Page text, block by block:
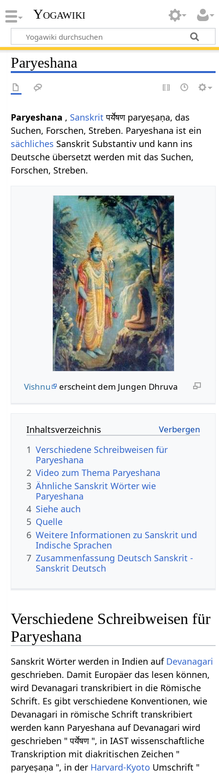
Yogawiki
Paryeshana
Paryeshana , Sanskrit पर्येषण paryeṣaṇa, das
Suchen, Forschen, Streben. Paryeshana ist ein
sächliches Sanskrit Substantiv und kann ins
Deutsche übersetzt werden mit das Suchen,
Forschen, Streben.
Vishnu erscheint dem Jungen Dhruva
Inhaltsverzeichnis
1 Verschiedene Schreibweisen für
Paryeshana
2 Video zum Thema Paryeshana
3 Ähnliche Sanskrit Wörter wie
Paryeshana
4 Siehe auch
5 Quelle
6 Weitere Informationen zu Sanskrit und
Indische Sprachen
7 Zusammenfassung Deutsch Sanskrit -
Sanskrit Deutsch
Verschiedene Schreibweisen für
Paryeshana
Sanskrit Wörter werden in Indien auf Devanagari
geschrieben. Damit Europäer das lesen können,
wird Devanagari transkribiert in die Römische
Schrift. Es gibt verschiedene Konventionen, wie
Devanagari in römische Schrift transkribiert
werden kann Paryeshana auf Devanagari wird
geschrieben " पर्येषण ", in IAST wissenschaftliche
Transkription mit diakritischen Zeichen "
paryeṣaṇa ", in der Harvard-Kyoto Umschrift "